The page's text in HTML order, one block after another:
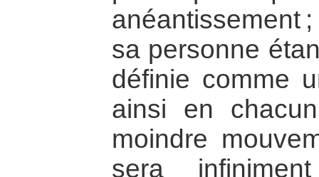
anéantissement
sa personne
définie comme
ainsi en
moindre
sera